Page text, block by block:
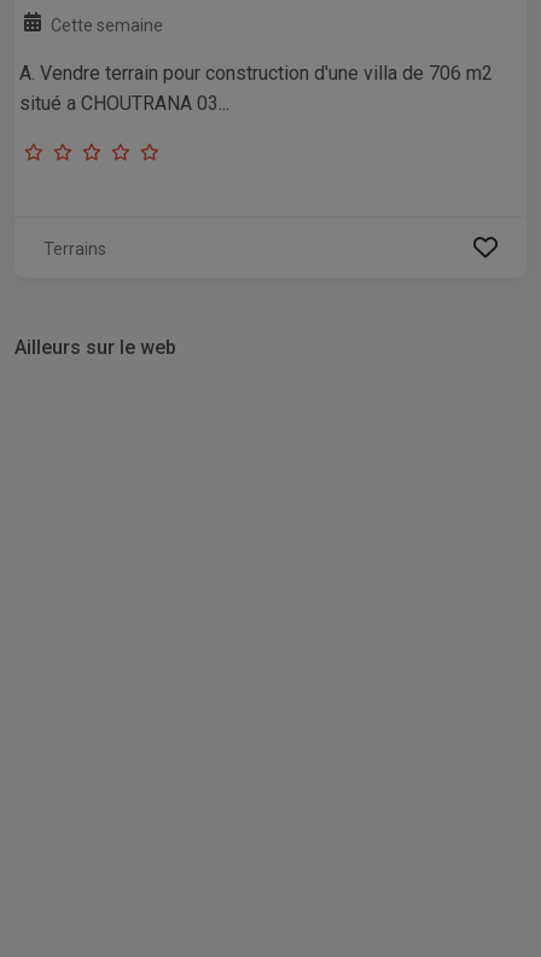
Cette semaine
A. Vendre terrain pour construction d'une villa de 706 m2
situé a CHOUTRANA 03...
Terrains
Ailleurs sur le web